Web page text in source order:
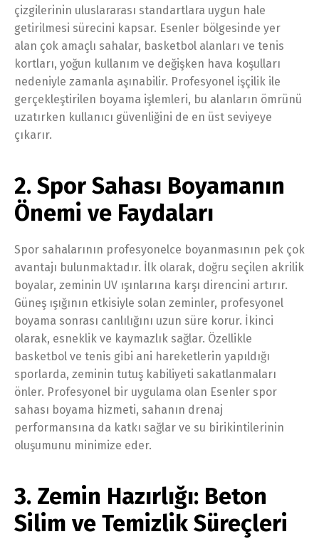
çizgilerinin uluslararası standartlara uygun hale
getirilmesi sürecini kapsar. Esenler bölgesinde yer
alan çok amaçlı sahalar, basketbol alanları ve tenis
kortları, yoğun kullanım ve değişken hava koşulları
nedeniyle zamanla aşınabilir. Profesyonel işçilik ile
gerçekleştirilen boyama işlemleri, bu alanların ömrünü
uzatırken kullanıcı güvenliğini de en üst seviyeye
çıkarır.
2. Spor Sahası Boyamanın
Önemi ve Faydaları
Spor sahalarının profesyonelce boyanmasının pek çok
avantajı bulunmaktadır. İlk olarak, doğru seçilen akrilik
boyalar, zeminin UV ışınlarına karşı direncini artırır.
Güneş ışığının etkisiyle solan zeminler, profesyonel
boyama sonrası canlılığını uzun süre korur. İkinci
olarak, esneklik ve kaymazlık sağlar. Özellikle
basketbol ve tenis gibi ani hareketlerin yapıldığı
sporlarda, zeminin tutuş kabiliyeti sakatlanmaları
önler. Profesyonel bir uygulama olan Esenler spor
sahası boyama hizmeti, sahanın drenaj
performansına da katkı sağlar ve su birikintilerinin
oluşumunu minimize eder.
3. Zemin Hazırlığı: Beton
Silim ve Temizlik Süreçleri